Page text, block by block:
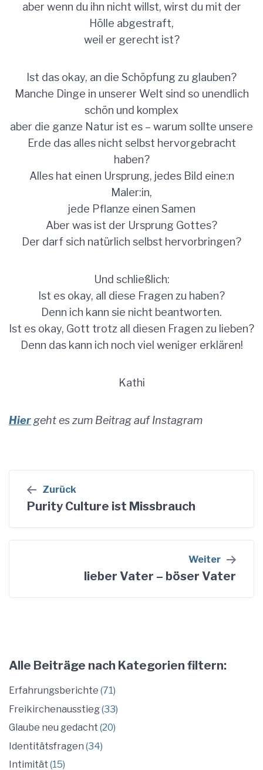
aber wenn du ihn nicht willst, wirst du mit der
Hölle abgestraft,
weil er gerecht ist?
Ist das okay, an die Schöpfung zu glauben?
Manche Dinge in unserer Welt sind so unendlich
schön und komplex
aber die ganze Natur ist es – warum sollte unsere
Erde das alles nicht selbst hervorgebracht
haben?
Alles hat einen Ursprung, jedes Bild eine:n
Maler:in,
jede Pflanze einen Samen
Aber was ist der Ursprung Gottes?
Der darf sich natürlich selbst hervorbringen?
Und schließlich:
Ist es okay, all diese Fragen zu haben?
Denn ich kann sie nicht beantworten.
Ist es okay, Gott trotz all diesen Fragen zu lieben?
Denn das kann ich noch viel weniger erklären!
Kathi
Hiergeht es zum Beitrag auf Instagram
Zurück
Purity Culture ist Missbrauch
Weiter
lieber Vater – böser Vater
Alle Beiträge nach Kategorien filtern:
Erfahrungsberichte (71)
Freikirchenausstieg(33)
Glaube neu gedacht (20)
Identitätsfragen (34)
Intimität (15)